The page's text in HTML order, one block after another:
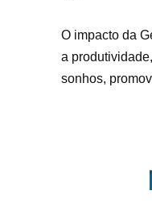
O impacto da
a
sonhos,